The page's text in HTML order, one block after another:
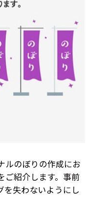
ルのぼりの作成にお
ご紹介します。事前
を失わないようにし